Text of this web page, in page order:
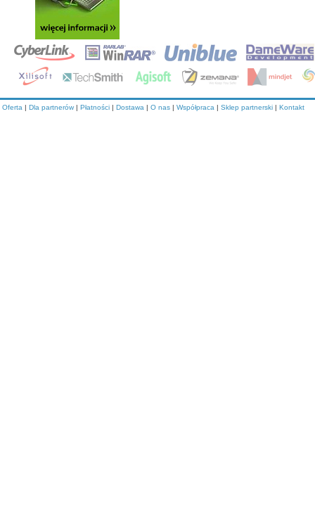
Oferta | Dla partnerów | Płatności | Dostawa | O nas | Współpraca | Sklep partnerski | Kontakt